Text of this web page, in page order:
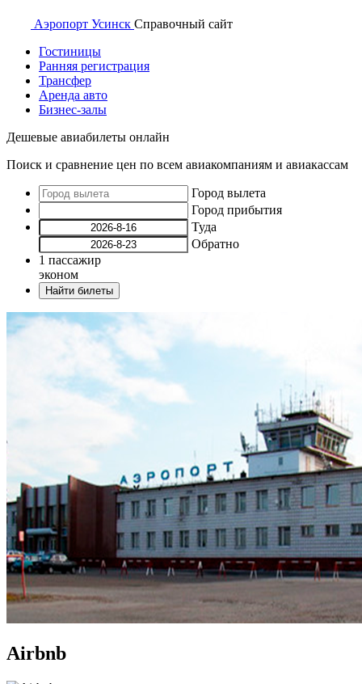
Аэропорт Усинск Справочный сайт
Гостиницы
Ранняя регистрация
Трансфер
Аренда авто
Бизнес-залы
Дешевые авиабилеты онлайн
Поиск и сравнение цен по всем авиакомпаниям и авиакассам
Город вылета
Город прибытия
Туда
Обратно
1 пассажир
эконом
Найти билеты
Airbnb